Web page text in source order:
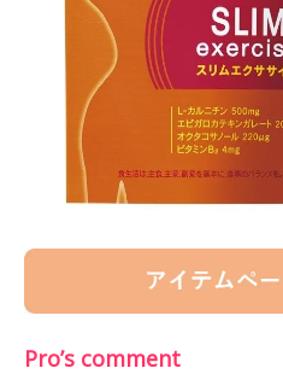
Pro’s comment